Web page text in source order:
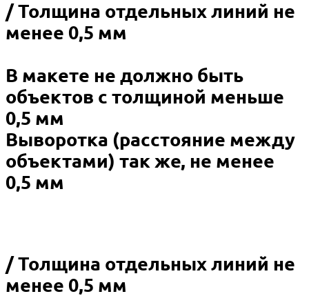
/ Толщина отдельных линий не
менее 0,5 мм
В макете не должно быть
объектов с толщиной меньше
0,5 мм
Выворотка (расстояние между
объектами) так же, не менее
0,5 мм
/ Толщина отдельных линий не
менее 0,5 мм